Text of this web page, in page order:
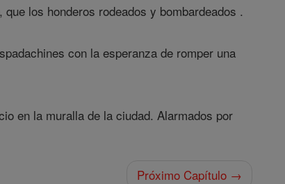
los honderos rodeados y bombardeados .
con la esperanza de romper una
en la muralla de la ciudad. Alarmados por
Próximo Capítulo →